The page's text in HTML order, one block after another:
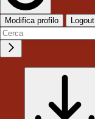
Modifica profilo Logout